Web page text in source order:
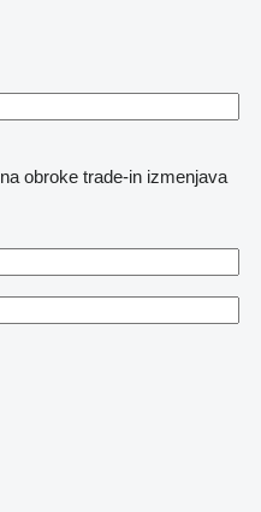
na obroke trade-in izmenjava